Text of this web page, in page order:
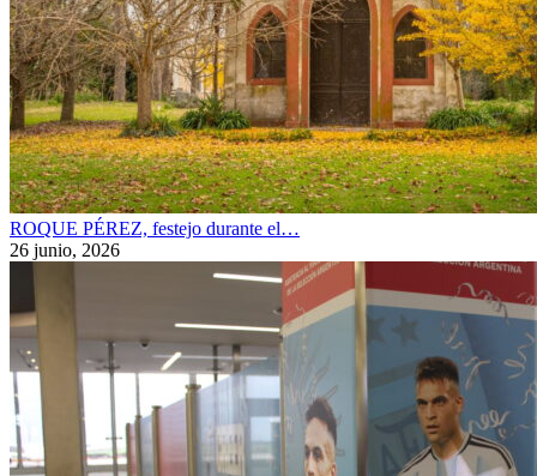
ROQUE PÉREZ, festejo durante el…
26 junio, 2026